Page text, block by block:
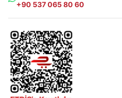
+90 537 065 80 60